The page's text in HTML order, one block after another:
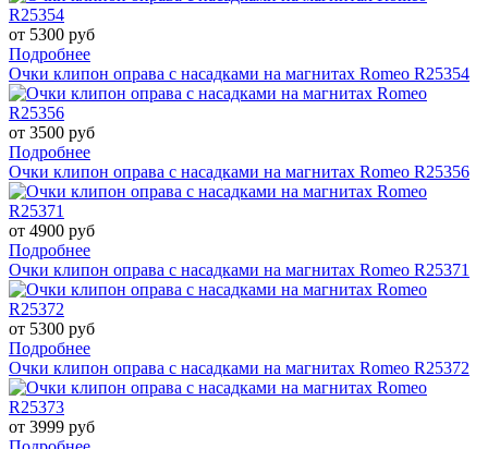
от 5300 руб
Подробнее
Очки клипон оправа с насадками на магнитах Romeo R25354
от 3500 руб
Подробнее
Очки клипон оправа с насадками на магнитах Romeo R25356
от 4900 руб
Подробнее
Очки клипон оправа с насадками на магнитах Romeo R25371
от 5300 руб
Подробнее
Очки клипон оправа с насадками на магнитах Romeo R25372
от 3999 руб